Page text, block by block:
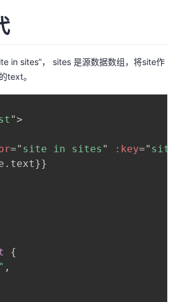
in sites”， sites 是源数据数组，将site作
text。
">
=" site in sites " :key="
{
,